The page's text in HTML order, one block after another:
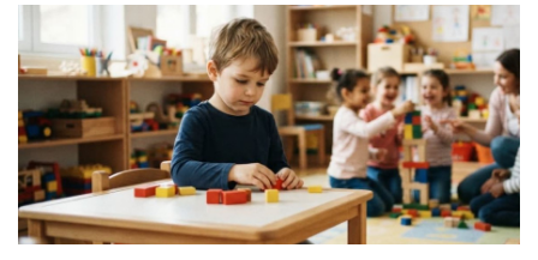
Сазнања „Политике”: Црна Гора следећа у војном
савезу Загреба, Тиране и Приштине